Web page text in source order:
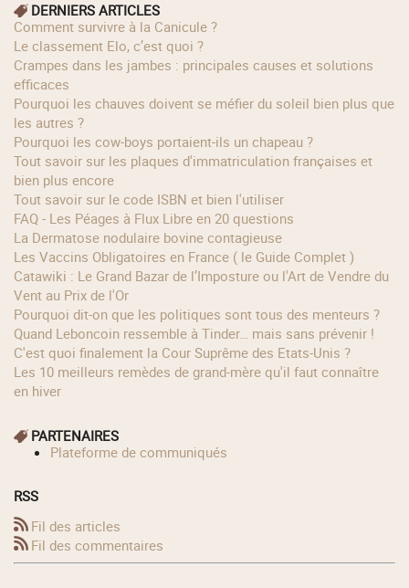
DERNIERS ARTICLES
Comment survivre à la Canicule ?
Le classement Elo, c’est quoi ?
Crampes dans les jambes : principales causes et solutions
efficaces
Pourquoi les chauves doivent se méfier du soleil bien plus que
les autres ?
Pourquoi les cow‑boys portaient‑ils un chapeau ?
Tout savoir sur les plaques d'immatriculation françaises et
bien plus encore
Tout savoir sur le code ISBN et bien l'utiliser
FAQ - Les Péages à Flux Libre en 20 questions
La Dermatose nodulaire bovine contagieuse
Les Vaccins Obligatoires en France ( le Guide Complet )
Catawiki : Le Grand Bazar de l’Imposture ou l'Art de Vendre du
Vent au Prix de l'Or
Pourquoi dit-on que les politiques sont tous des menteurs ?
Quand Leboncoin ressemble à Tinder… mais sans prévenir !
C'est quoi finalement la Cour Suprême des Etats-Unis ?
Les 10 meilleurs remèdes de grand-mère qu'il faut connaître
en hiver
PARTENAIRES
Plateforme de communiqués
RSS
Fil des articles
Fil des commentaires